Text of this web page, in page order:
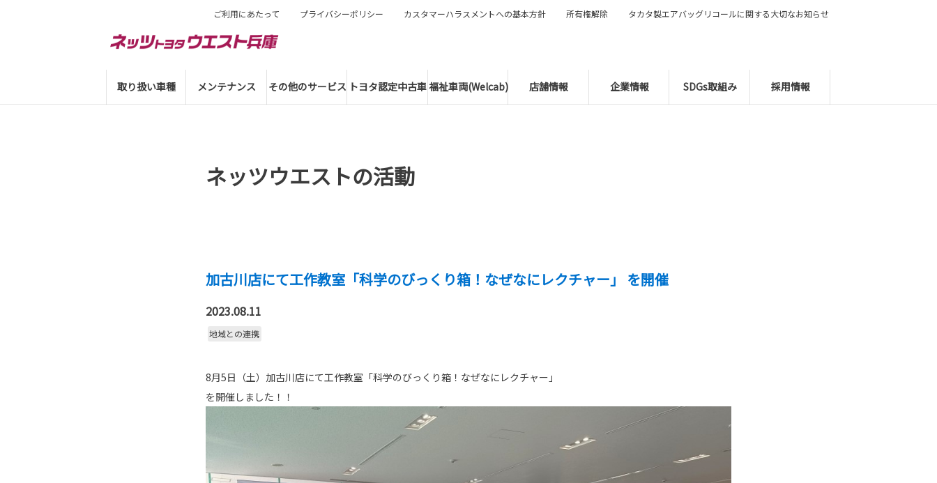
取り扱い車種 メンテナンス その他のサービス トヨタ認定中古車福祉車両(Welcab) 店舗情報 企業情報 SDGs取組み 採用情報
ご利用にあたって プライバシーポリシー カスタマーハラスメントへの基本方針 所有権解除 タカタ製エアバッグリコールに関する大切なお知らせ
ネッツウエストの活動
加古川店にて工作教室「科学のびっくり箱！なぜなにレクチャー」 を開催
2023.08.11
地域との連携
8月5日（土）加古川店にて工作教室「科学のびっくり箱！なぜなにレクチャー」
を開催しました！！